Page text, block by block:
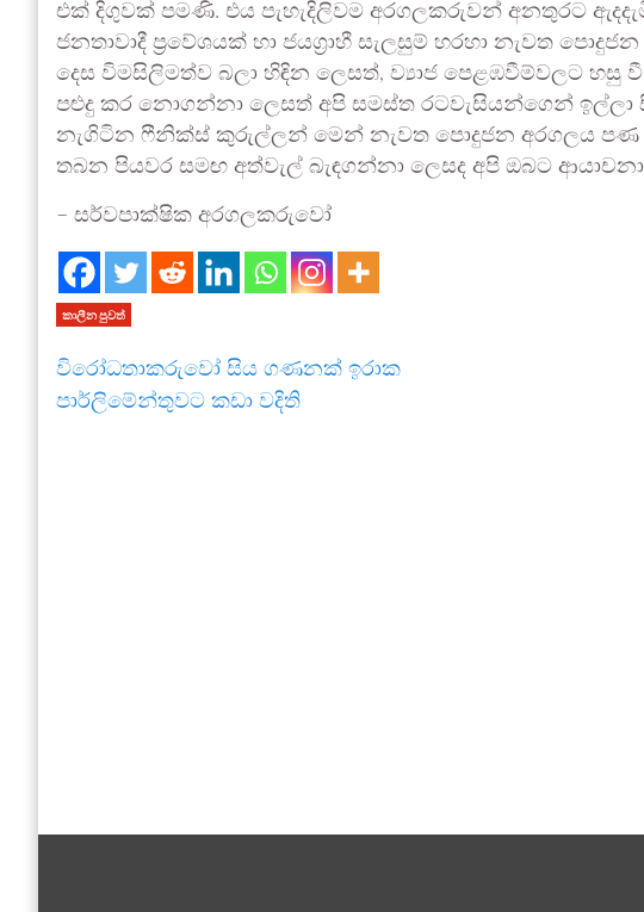
එක් දිගුවක් පමණි. එය පැහැදිලිවම අරගලකරුවන් අනතුරට
ජනතාවාදී ප්‍රවේශයක් හා ජයග්‍රාහී සැලසුම් හරහා නැවත
දෙස විමසිලිමත්ව බලා හිඳින ලෙසත්, ව්‍යාජ පෙළඹවීම්වලට හසු
පළුදු කර නොගන්නා ලෙසත් අපි සමස්ත රටවැසියන්ගෙන් ඉල්ලා
නැගිටින ෆීනික්ස් කුරුල්ලන් මෙන් නැවත පොදුජන අරගලය පණ
තබන පියවර සමඟ අත්වැල් බැඳගන්නා ලෙසද අපි ඔබට
– සර්වපාක්ෂික අරගලකරුවෝ
කාලීන පුවත්
විරෝධතාකරුවෝ සිය ගණනක් ඉරාක
පාර්ලිමේන්තුවට කඩා වදිති